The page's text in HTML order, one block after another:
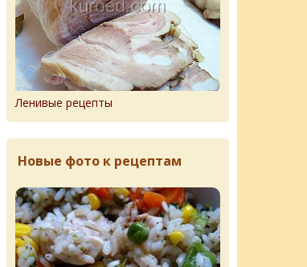
Ленивые рецепты
Новые фото к рецептам